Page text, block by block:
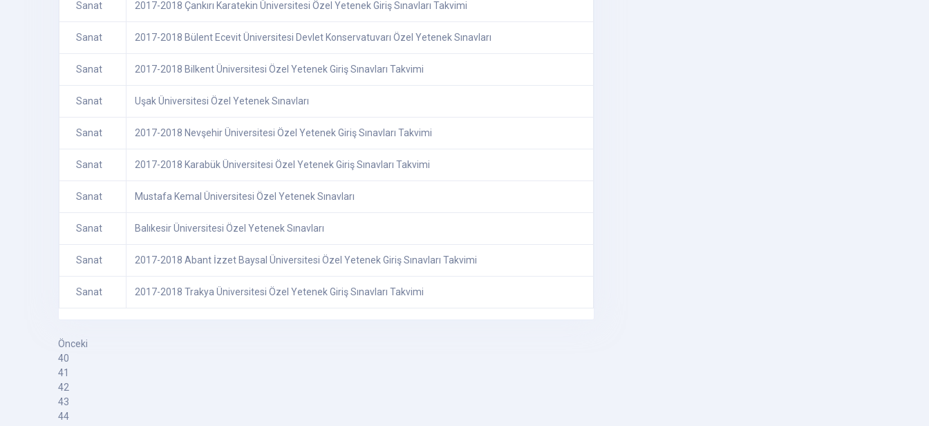
Sanat 2017-2018 Çankırı Karatekin Üniversitesi Özel Yetenek Giriş Sınavları Takvimi
Sanat 2017-2018 Bülent Ecevit Üniversitesi Devlet Konservatuvarı Özel Yetenek Sınavları
Sanat 2017-2018 Bilkent Üniversitesi Özel Yetenek Giriş Sınavları Takvimi
Sanat Uşak Üniversitesi Özel Yetenek Sınavları
Sanat 2017-2018 Nevşehir Üniversitesi Özel Yetenek Giriş Sınavları Takvimi
Sanat 2017-2018 Karabük Üniversitesi Özel Yetenek Giriş Sınavları Takvimi
Sanat Mustafa Kemal Üniversitesi Özel Yetenek Sınavları
Sanat Balıkesir Üniversitesi Özel Yetenek Sınavları
Sanat 2017-2018 Abant İzzet Baysal Üniversitesi Özel Yetenek Giriş Sınavları Takvimi
Sanat 2017-2018 Trakya Üniversitesi Özel Yetenek Giriş Sınavları Takvimi
Önceki
40
41
42
43
44